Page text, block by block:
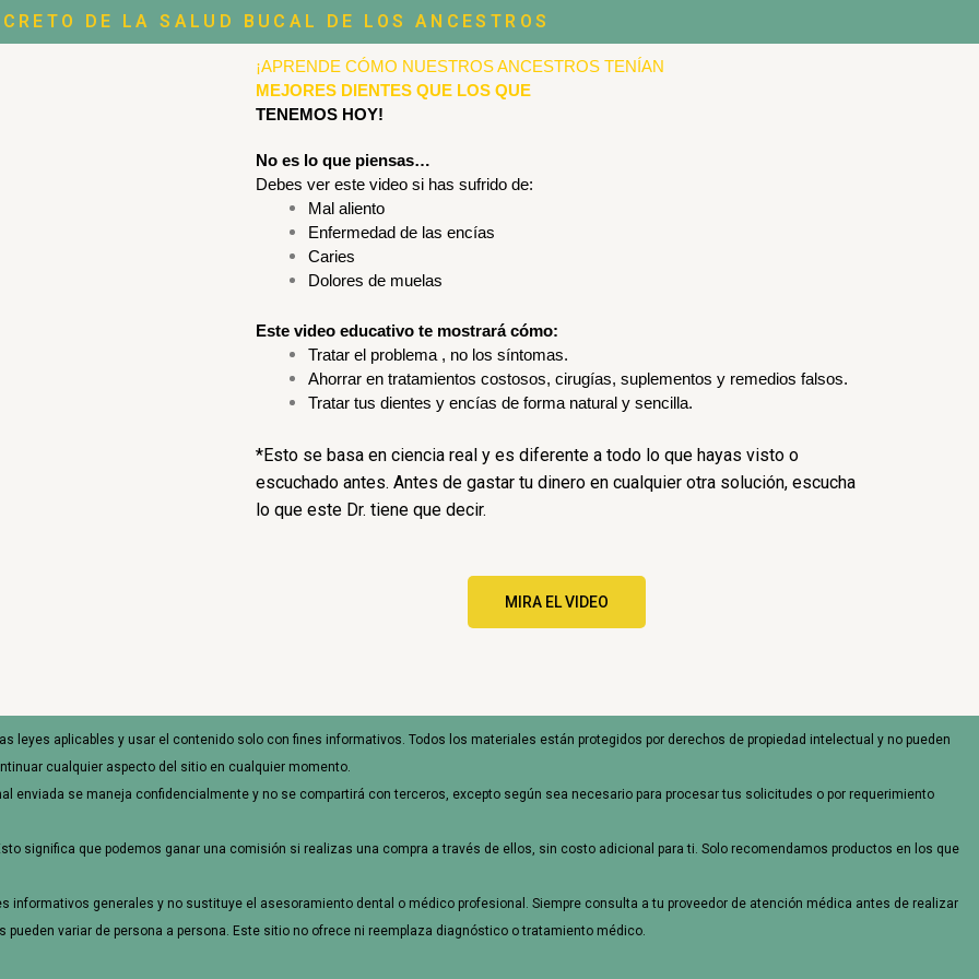
DE LA SALUD BUCAL DE LOS ANCESTROS
¡APRENDE CÓMO NUESTROS ANCESTROS TENÍAN
MEJORES DIENTES QUE LOS QUE
TENEMOS HOY!
No es lo que piensas…
Debes ver este video si has sufrido de:
Mal aliento
Enfermedad de las encías
Caries
Dolores de muelas
Este video educativo te mostrará cómo:
Tratar el problema , no los síntomas.
Ahorrar en tratamientos costosos, cirugías, suplementos y remedios falsos.
Tratar tus dientes y encías de forma natural y sencilla.
*Esto se basa en ciencia real y es diferente a todo lo que hayas visto o
escuchado antes. Antes de gastar tu dinero en cualquier otra solución, escucha
lo que este Dr. tiene que decir.
MIRA EL VIDEO
leyes aplicables y usar el contenido solo con fines informativos. Todos los materiales están protegidos por derechos de propiedad intelectual y no pueden
cualquier aspecto del sitio en cualquier momento.
enviada se maneja confidencialmente y no se compartirá con terceros, excepto según sea necesario para procesar tus solicitudes o por requerimiento
significa que podemos ganar una comisión si realizas una compra a través de ellos, sin costo adicional para ti. Solo recomendamos productos en los que
informativos generales y no sustituye el asesoramiento dental o médico profesional. Siempre consulta a tu proveedor de atención médica antes de realizar
variar de persona a persona. Este sitio no ofrece ni reemplaza diagnóstico o tratamiento médico.